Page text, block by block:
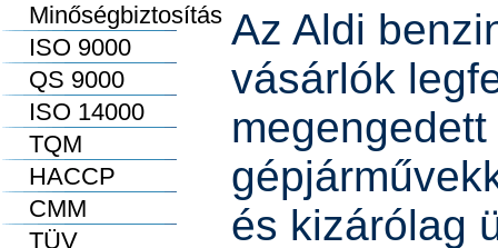
Minőségbiztosítás
ISO 9000
QS 9000
ISO 14000
TQM
HACCP
CMM
TÜV
Az Aldi
vásárlók
és kizárólag